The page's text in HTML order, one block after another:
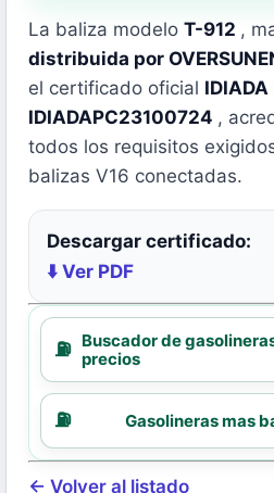
La baliza modeloT-912 ,
distribuida por
el certificado oficial
IDIADAPC23100724 ,
todos los requisitos
balizas V16 conectadas.
Descargar certificado:
⬇️ Ver PDF
Buscador de
precios
Gasolineras mas
← Volver al listado